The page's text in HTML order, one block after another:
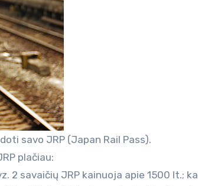
savo JRP (Japan Rail Pass).
plačiau:
2 savaičių JRP kainuoja apie 1500 lt.;